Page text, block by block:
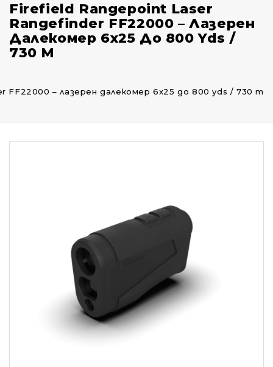
Firefield Rangepoint Laser
Rangefinder FF22000 – Лазерен
Далекомер 6x25 До 800 Yds /
730 M
FF22000 – лазерен далекомер 6x25 до 800 yds / 730 m